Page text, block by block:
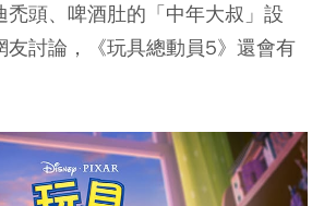
禿頭、啤酒肚的「中年大叔」設
討論，
《玩具總動員5》還會有